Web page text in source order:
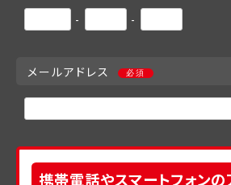
- -
メールアドレス 必須
携帯電話やスマートフォンの